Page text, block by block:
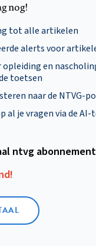
nog!
tot alle artikelen
alerts voor
en
toetsen
naar de NTVG-
al je vragen via de AI-
ntvg abonnement